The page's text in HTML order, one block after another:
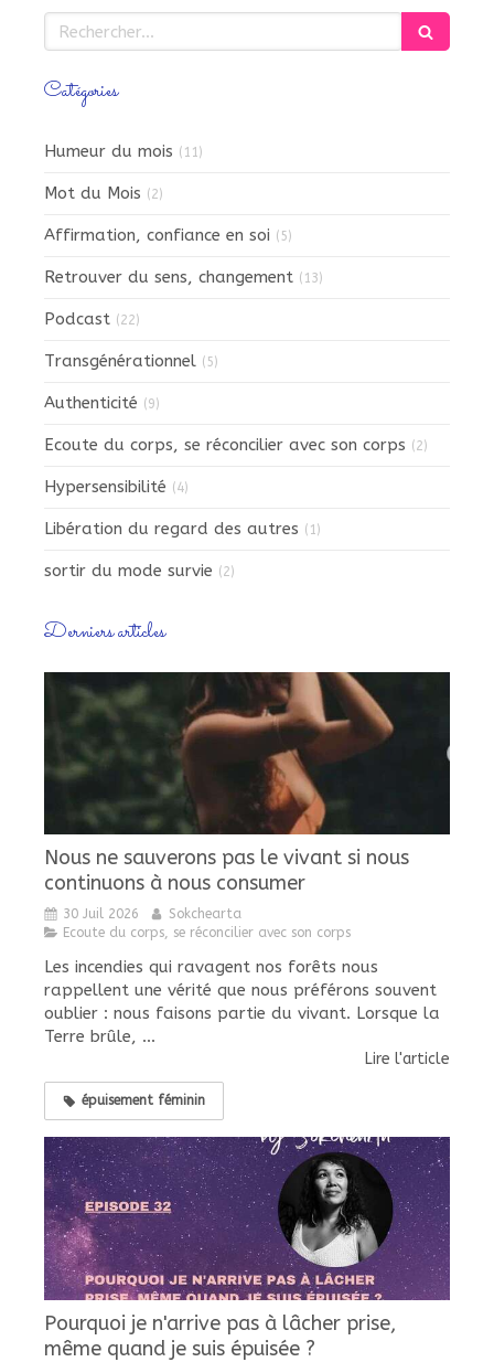
Rechercher
Catégories
Humeur du mois (11)
Mot du Mois (2)
Affirmation, confiance en soi (5)
Retrouver du sens, changement (13)
Podcast (22)
Transgénérationnel (5)
Authenticité (9)
Ecoute du corps, se réconcilier avec son corps (2)
Hypersensibilité (4)
Libération du regard des autres (1)
sortir du mode survie (2)
Derniers articles
Nous ne sauverons pas le vivant si nous
continuons à nous consumer
30 Juil 2026
Sokchearta
Ecoute du corps, se réconcilier avec son corps
Les incendies qui ravagent nos forêts nous
rappellent une vérité que nous préférons souvent
oublier : nous faisons partie du vivant. Lorsque la
Terre brûle, ...
Lire l'article
épuisement féminin
Pourquoi je n'arrive pas à lâcher prise,
même quand je suis épuisée ?